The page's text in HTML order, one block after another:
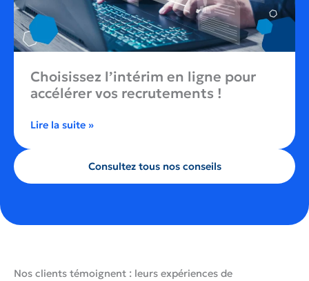
Choisissez l’intérim en ligne pour
accélérer vos recrutements !
Lire la suite »
Consultez tous nos conseils
Nos clients témoignent : leurs expériences de